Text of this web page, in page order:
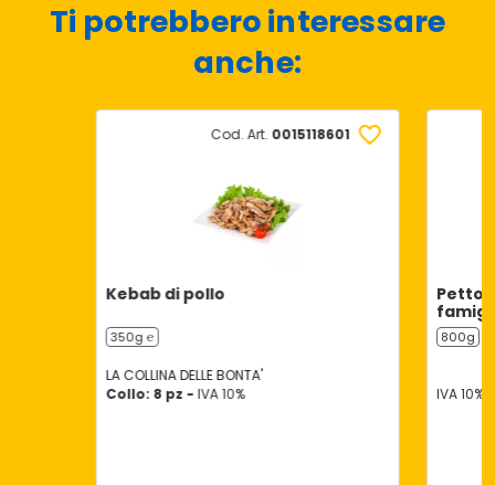
Ti potrebbero interessare
anche:
Cod. Art. 0015118601
Kebab di pollo
350g ℮
LA COLLINA DELLE BONTA'
Collo: 8 pz - IVA 10%
Petto
800g
IVA 10%